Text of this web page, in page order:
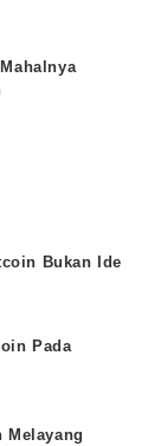
Bukan Ide
Pada
Melayang